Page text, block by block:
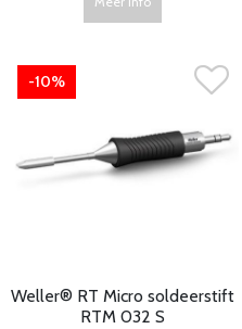
-10%
Weller® RT Micro soldeerstift
RTM 032 S